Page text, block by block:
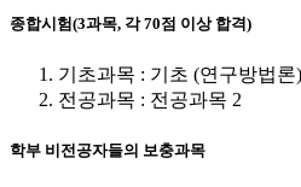
종합시험(3과목, 각 70점 이상 합격)
기초과목 : 기초 (연구방법론)
전공과목 : 전공과목 2
학부 비전공자들의 보충과목